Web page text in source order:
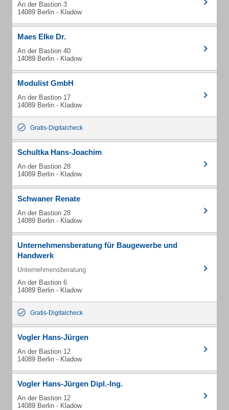
An der Bastion 3
14089 Berlin - Kladow
Maes Elke Dr.
An der Bastion 40
14089 Berlin - Kladow
Modulist GmbH
An der Bastion 17
14089 Berlin - Kladow
Gratis-Digitalcheck
Schultka Hans-Joachim
An der Bastion 28
14089 Berlin - Kladow
Schwaner Renate
An der Bastion 28
14089 Berlin - Kladow
Unternehmensberatung für Baugewerbe und
Handwerk
Unternehmensberatung
An der Bastion 6
14089 Berlin - Kladow
Gratis-Digitalcheck
Vogler Hans-Jürgen
An der Bastion 12
14089 Berlin - Kladow
Vogler Hans-Jürgen Dipl.-Ing.
An der Bastion 12
14089 Berlin - Kladow